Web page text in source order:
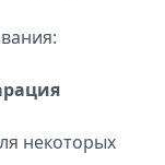
некоторых